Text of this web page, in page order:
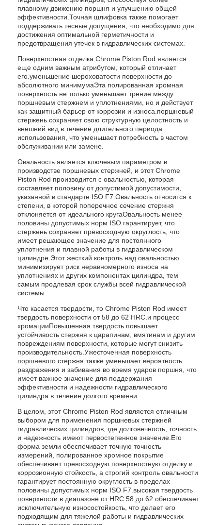
плавному движению поршня и улучшению общей
эффективности.Точная шлифовка также помогает
поддерживать тесные допущения, что необходимо для
достижения оптимальной герметичности и
предотвращения утечек в гидравлических системах.
Поверхностная отделка Chrome Piston Rod является
еще одним важным атрибутом, который отличает
его.уменьшение шероховатости поверхности до
абсолютного минимумаЭта полированная хромная
поверхность не только уменьшает трение между
поршневым стержнем и уплотнениями, но и действует
как защитный барьер от коррозии и износа.поршневый
стержень сохраняет свою структурную целостность и
внешний вид в течение длительного периода
использования, что уменьшает потребность в частом
обслуживании или замене.
Овальность является ключевым параметром в
производстве поршневых стержней, и этот Chrome
Piston Rod производится с овальностью, которая
составляет половину от допустимой допустимости,
указанной в стандарте ISO F7.Овальность относится к
степени, в которой поперечное сечение стержня
отклоняется от идеального кругаОвальность менее
половины допустимых норм ISO гарантирует, что
стержень сохраняет превосходную округлость, что
имеет решающее значение для постоянного
уплотнения и плавной работы в гидравлическом
цилиндре.Этот жесткий контроль над овальностью
минимизирует риск неравномерного износа на
уплотнениях и других компонентах цилиндра, тем
самым продлевая срок службы всей гидравлической
системы.
Что касается твердости, то Chrome Piston Rod имеет
твердость поверхности от 58 до 62 HRC.и процесс
хромацииПовышенная твердость повышает
устойчивость стержня к царапинам, вмятинам и другим
повреждениям поверхности, которые могут снизить
производительность.Ужесточенная поверхность
поршневого стержня также уменьшает вероятность
раздражения и забивания во время ударов поршня, что
имеет важное значение для поддержания
эффективности и надежности гидравлического
цилиндра в течение долгого времени.
В целом, этот Chrome Piston Rod является отличным
выбором для применения поршневых стержней
гидравлических цилиндров, где долговечность, точность
и надежность имеют первостепенное значение.Его
форма земли обеспечивает точную точность
измерений, полированное хромное покрытие
обеспечивает превосходную поверхностную отделку и
коррозионную стойкость, а строгий контроль овальности
гарантирует постоянную округлость в пределах
половины допустимых норм ISO F7.высокая твердость
поверхности в диапазоне от HRC 58 до 62 обеспечивает
исключительную износостойкость, что делает его
подходящим для тяжелой работы и гидравлических